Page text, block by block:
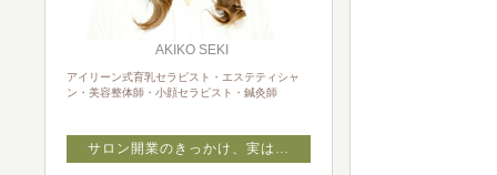
AKIKO SEKI
アイリーン式育乳セラピスト・エステティシャ
ン・美容整体師・小顔セラピスト・鍼灸師
サロン開業のきっかけ、実は…